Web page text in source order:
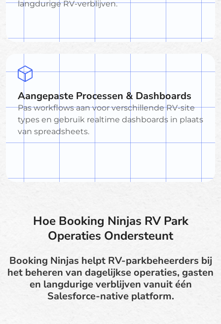
langdurige RV-verblijven.
Aangepaste Processen & Dashboards
Pas workflows aan voor verschillende RV-site
types en gebruik realtime dashboards in plaats
van spreadsheets.
Hoe Booking Ninjas RV Park
Operaties Ondersteunt
Booking Ninjas helpt RV-parkbeheerders bij
het beheren van dagelijkse operaties, gasten
en langdurige verblijven vanuit één
Salesforce-native platform.